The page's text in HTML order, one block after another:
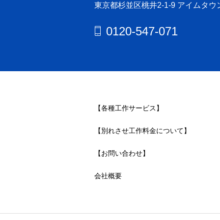
東京都杉並区桃井2-1-9 アイムタウ
0120-547-071
【各種工作サービス】
【別れさせ工作料金について】
【お問い合わせ】
会社概要